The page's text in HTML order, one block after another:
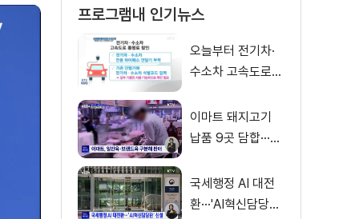
프로그램내 인기뉴스
오늘부터 전기차·
수소차 고속도로
이마트 돼지고기
납품 9곳 담합···과
국세행정 AI 대전
환···'AI혁신담당관'